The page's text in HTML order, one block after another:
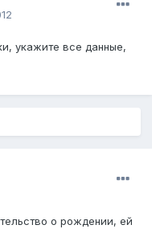
укажите все данные,
о рождении, ей